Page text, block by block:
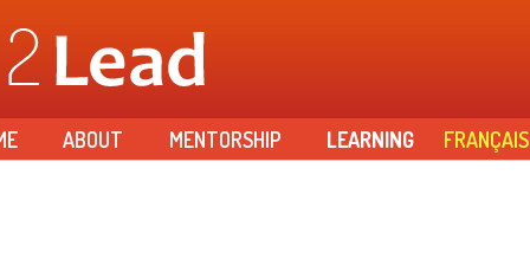
main
content
ABOUT MENTORSHIP LEARNING FRANÇAIS